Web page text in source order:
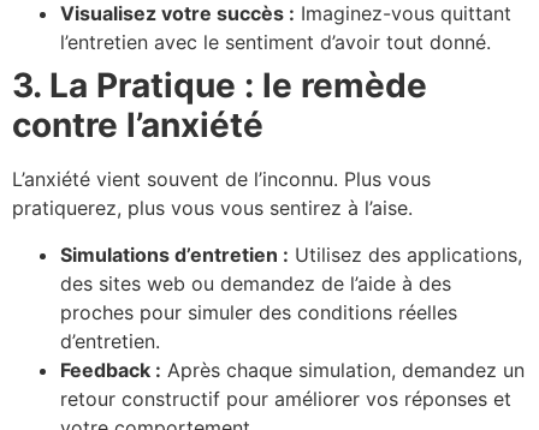
Visualisez votre succès : Imaginez-vous quittant
l’entretien avec le sentiment d’avoir tout donné.
3. La Pratique : le remède
contre l’anxiété
L’anxiété vient souvent de l’inconnu. Plus vous
pratiquerez, plus vous vous sentirez à l’aise.
Simulations d’entretien : Utilisez des applications,
des sites web ou demandez de l’aide à des
proches pour simuler des conditions réelles
d’entretien.
Feedback : Après chaque simulation, demandez un
retour constructif pour améliorer vos réponses et